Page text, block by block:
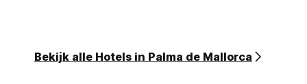
Bekijk alle Hotels in Palma de Mallorca